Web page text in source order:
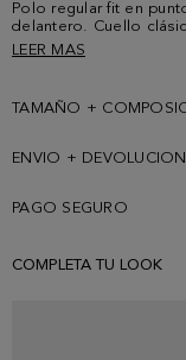
Polo regular fit en
delantero. Cuello
y puños con perfil a
LEER MAS
TAMAÑO +
ENVIO + DEVOLUCION
PAGO SEGURO
COMPLETA TU LOOK